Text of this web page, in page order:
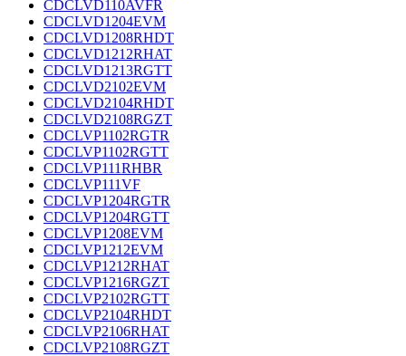
CDCLVD110AVFR
CDCLVD1204EVM
CDCLVD1208RHDT
CDCLVD1212RHAT
CDCLVD1213RGTT
CDCLVD2102EVM
CDCLVD2104RHDT
CDCLVD2108RGZT
CDCLVP1102RGTR
CDCLVP1102RGTT
CDCLVP111RHBR
CDCLVP111VF
CDCLVP1204RGTR
CDCLVP1204RGTT
CDCLVP1208EVM
CDCLVP1212EVM
CDCLVP1212RHAT
CDCLVP1216RGZT
CDCLVP2102RGTT
CDCLVP2104RHDT
CDCLVP2106RHAT
CDCLVP2108RGZT